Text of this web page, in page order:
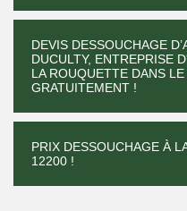
DEVIS DESSOUCHAGE
DUCULTY, ENTREPRISE
LA ROUQUETTE DANS
GRATUITEMENT !
PRIX DESSOUCHAGE À
12200 !